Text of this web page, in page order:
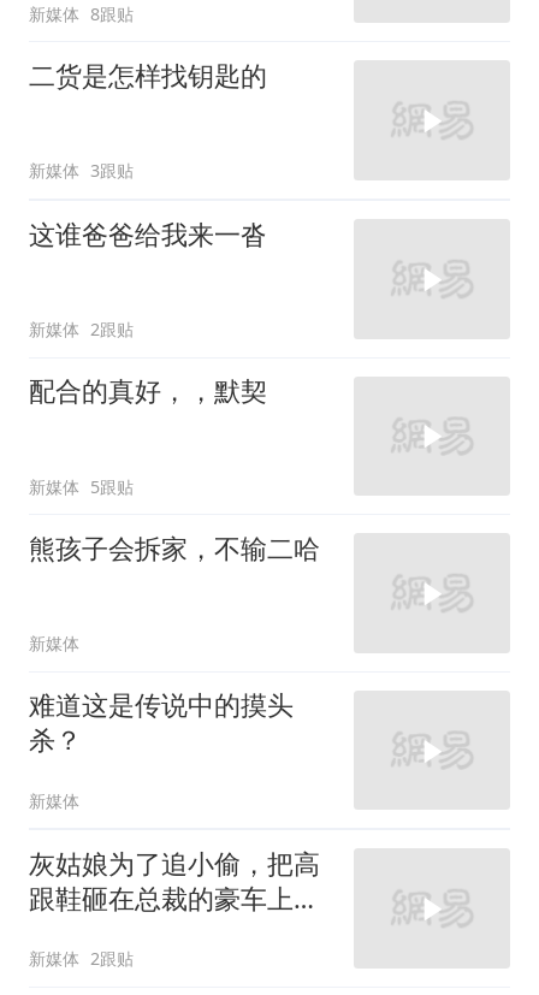
新媒体 8跟贴
二货是怎样找钥匙的
新媒体 3跟贴
这谁爸爸给我来一沓
新媒体 2跟贴
配合的真好，，默契
新媒体 5跟贴
熊孩子会拆家，不输二哈
新媒体
难道这是传说中的摸头
杀？
新媒体
灰姑娘为了追小偷，把高
跟鞋砸在总裁的豪车上，
新媒体 2跟贴